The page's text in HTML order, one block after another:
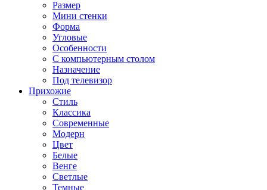
Размер
Мини стенки
Форма
Угловые
Особенности
С компьютерным столом
Назначение
Под телевизор
Прихожие
Стиль
Классика
Современные
Модерн
Цвет
Белые
Венге
Светлые
Темные